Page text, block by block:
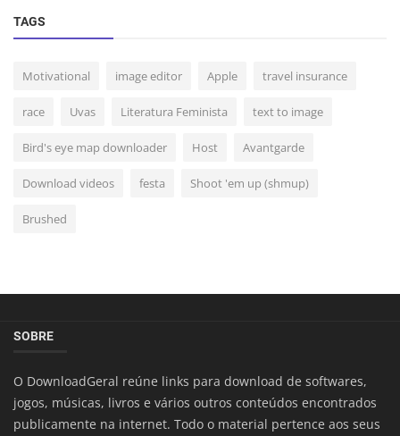
TAGS
Motivational image editor Apple travel insurance
race Uvas Literatura Feminista text to image
Bird's eye map downloader Host Avantgarde
Download videos festa Shoot 'em up (shmup)
Brushed
SOBRE
O DownloadGeral reúne links para download de softwares,
jogos, músicas, livros e vários outros conteúdos encontrados
publicamente na internet. Todo o material pertence aos seus